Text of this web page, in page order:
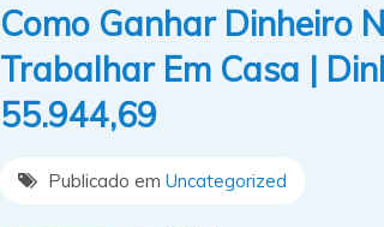
Como Ganhar Dinheiro
Trabalhar Em Casa |
55.944,69
Publicado em Uncategorized